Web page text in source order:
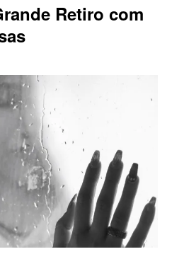
Retiro com